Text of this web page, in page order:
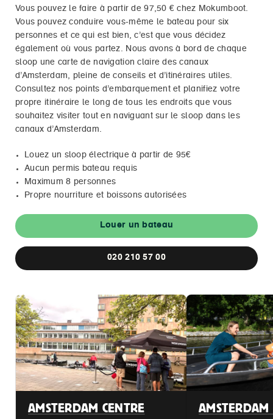
Vous pouvez le faire à partir de 97,50 € chez Mokumboot.
Vous pouvez conduire vous-même le bateau pour six
personnes et ce qui est bien, c’est que vous décidez
également où vous partez. Nous avons à bord de chaque
sloop une carte de navigation claire des canaux
d’Amsterdam, pleine de conseils et d’itinéraires utiles.
Consultez nos points d’embarquement et planifiez votre
propre itinéraire le long de tous les endroits que vous
souhaitez visiter tout en naviguant sur le sloop dans les
canaux d’Amsterdam.
Louez un sloop électrique à partir de 95€
Aucun permis bateau requis
Maximum 8 personnes
Propre nourriture et boissons autorisées
Louer un bateau
020 210 57 00
AMSTERDAM CENTRE